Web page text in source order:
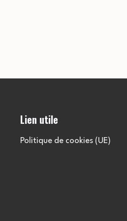
Lien utile
Politique de cookies (UE)